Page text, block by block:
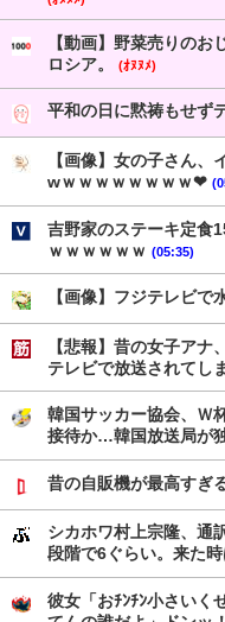
【動画】野菜売りの
ロシア。
(ｵﾇﾇﾒ)
平和の日に黙祷もせず
【画像】女の子さん、
wｗｗｗｗｗｗｗｗ❤
吉野家のステーキ定食
ｗｗｗｗｗｗ (05:35)
【画像】フジテレ
【悲報】昔の女子ア
テレビで放送されてし
韓国サッカー協会、Ｗ
接待か…韓国放送局が
昔の自販機が最高すぎ
シカホワ村上宗隆、通
段階で6ぐらい。来た
彼女「おﾁﾝﾁﾝ小さいく